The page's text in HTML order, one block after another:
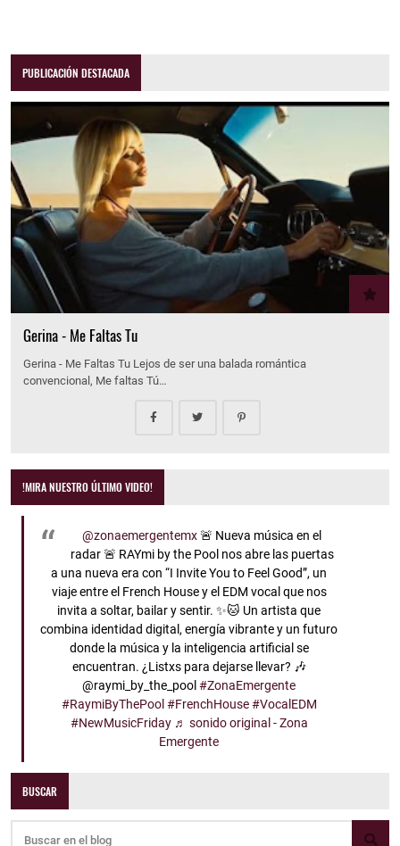
PUBLICACIÓN DESTACADA
Gerina - Me Faltas Tu
Gerina - Me Faltas Tu Lejos de ser una balada romántica
convencional, Me faltas Tú…
!MIRA NUESTRO ÚLTIMO VIDEO!
@zonaemergentemx🚨 Nueva música en el
radar 🚨 RAYmi by the Pool nos abre las puertas
a una nueva era con “I Invite You to Feel Good”, un
viaje entre el French House y el EDM vocal que nos
invita a soltar, bailar y sentir. ✨🐱 Un artista que
combina identidad digital, energía vibrante y un futuro
donde la música y la inteligencia artificial se
encuentran. ¿Listxs para dejarse llevar? 🎶
@raymi_by_the_pool#ZonaEmergente
#RaymiByThePool #FrenchHouse #VocalEDM
#NewMusicFriday ♬ sonido original - Zona
Emergente
BUSCAR